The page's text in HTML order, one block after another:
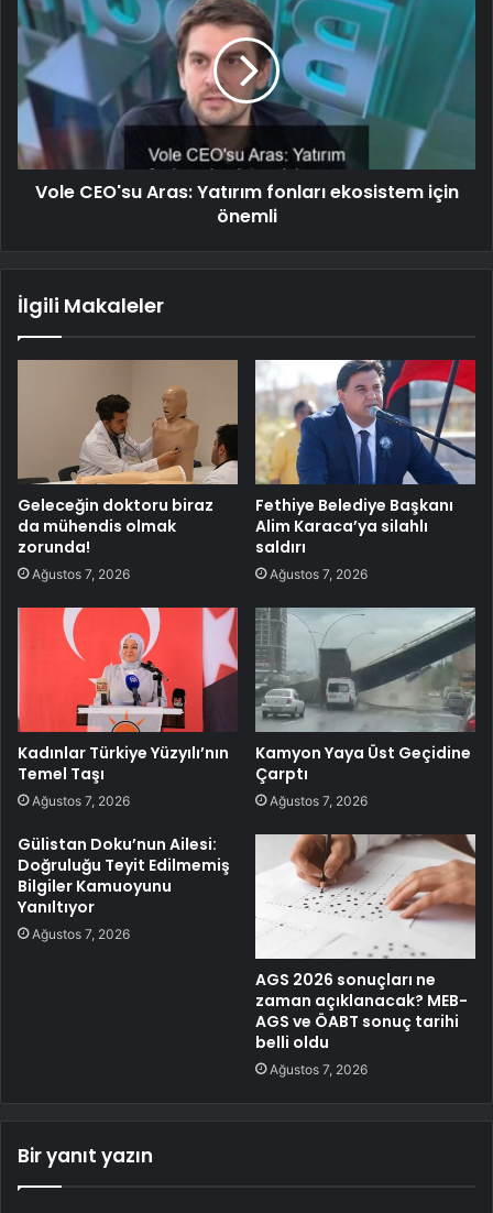
Vole CEO'su Aras: Yatırım fonları ekosistem için
önemli
İlgili Makaleler
Geleceğin doktoru biraz
da mühendis olmak
zorunda!
Ağustos 7, 2026
Fethiye Belediye Başkanı
Alim Karaca’ya silahlı
saldırı
Ağustos 7, 2026
Kadınlar Türkiye Yüzyılı’nın
Temel Taşı
Ağustos 7, 2026
Kamyon Yaya Üst Geçidine
Çarptı
Ağustos 7, 2026
Gülistan Doku’nun Ailesi:
Doğruluğu Teyit Edilmemiş
Bilgiler Kamuoyunu
Yanıltıyor
Ağustos 7, 2026
AGS 2026 sonuçları ne
zaman açıklanacak? MEB-
AGS ve ÖABT sonuç tarihi
belli oldu
Ağustos 7, 2026
Bir yanıt yazın